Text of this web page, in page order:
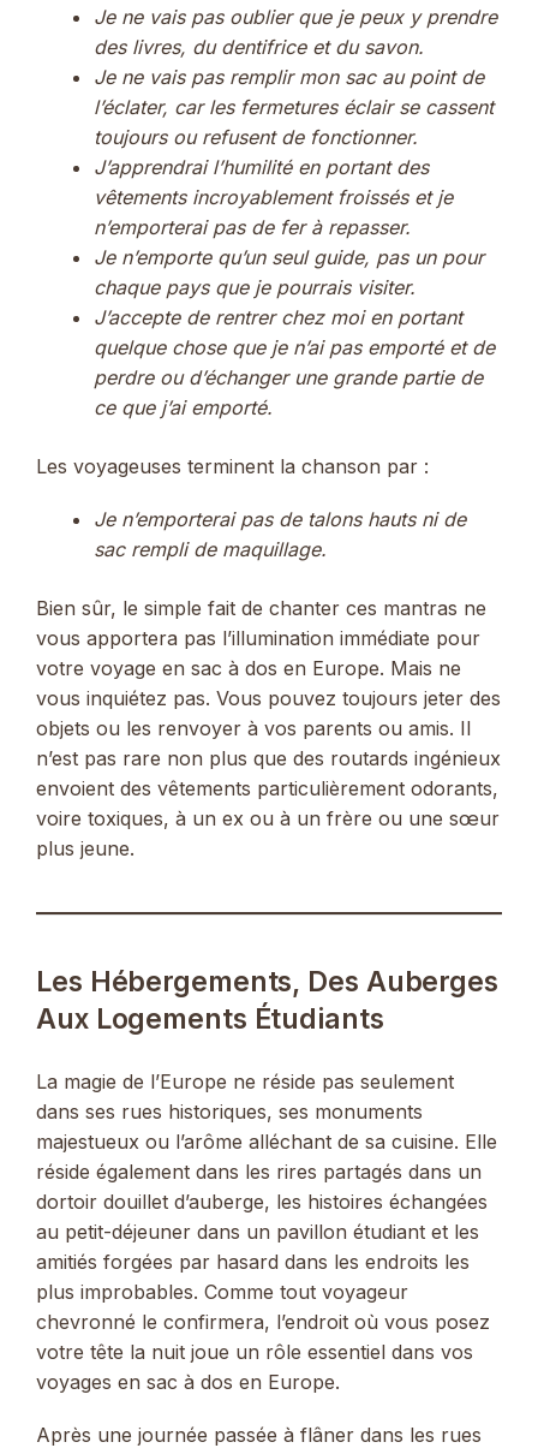
Je ne vais pas oublier que je peux y prendre
des livres, du dentifrice et du savon.
Je ne vais pas remplir mon sac au point de
l’éclater, car les fermetures éclair se cassent
toujours ou refusent de fonctionner.
J’apprendrai l’humilité en portant des
vêtements incroyablement froissés et je
n’emporterai pas de fer à repasser.
Je n’emporte qu’un seul guide, pas un pour
chaque pays que je pourrais visiter.
J’accepte de rentrer chez moi en portant
quelque chose que je n’ai pas emporté et de
perdre ou d’échanger une grande partie de
ce que j’ai emporté.
Les voyageuses terminent la chanson par :
Je n’emporterai pas de talons hauts ni de
sac rempli de maquillage.
Bien sûr, le simple fait de chanter ces mantras ne
vous apportera pas l’illumination immédiate pour
votre voyage en sac à dos en Europe. Mais ne
vous inquiétez pas. Vous pouvez toujours jeter des
objets ou les renvoyer à vos parents ou amis. Il
n’est pas rare non plus que des routards ingénieux
envoient des vêtements particulièrement odorants,
voire toxiques, à un ex ou à un frère ou une sœur
plus jeune.
Les Hébergements, Des Auberges
Aux Logements Étudiants
La magie de l’Europe ne réside pas seulement
dans ses rues historiques, ses monuments
majestueux ou l’arôme alléchant de sa cuisine. Elle
réside également dans les rires partagés dans un
dortoir douillet d’auberge, les histoires échangées
au petit-déjeuner dans un pavillon étudiant et les
amitiés forgées par hasard dans les endroits les
plus improbables. Comme tout voyageur
chevronné le confirmera, l’endroit où vous posez
votre tête la nuit joue un rôle essentiel dans vos
voyages en sac à dos en Europe.
Après une journée passée à flâner dans les rues